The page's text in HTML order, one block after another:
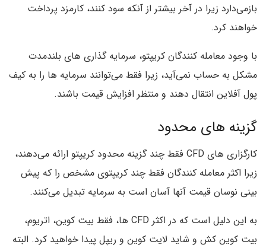
بازمی‌دارد زیرا در آخر بیشتر از آنکه سود کنند، کارمزد پرداخت
خواهند کرد.
با وجود معامله کنندگان کریپتو، سرمایه گذاری های بلندمدت
مشکل به حساب نمی‌آید، زیرا فقط می‌توانند سرمایه ها را به کیف
پول آفلاین انتقال دهند و منتظر افزایش قیمت باشند.
گزینه های محدود
کارگزاری های CFD فقط چند گزینه محدود کریپتو ارائه می‌دهند،
زیرا اکثر معامله کنندگان فقط چند کریپتوی مشخص را که پیش
بینی نوسان قیمت آنها آسان است به سرمایه تبدیل می‌کنند.
به این دلیل است که در اکثر CFD ها، فقط بیت کوین، اتریوم،
بیت کوین کش و شاید لایت کوین و ریپل پیدا خواهید کرد. البته